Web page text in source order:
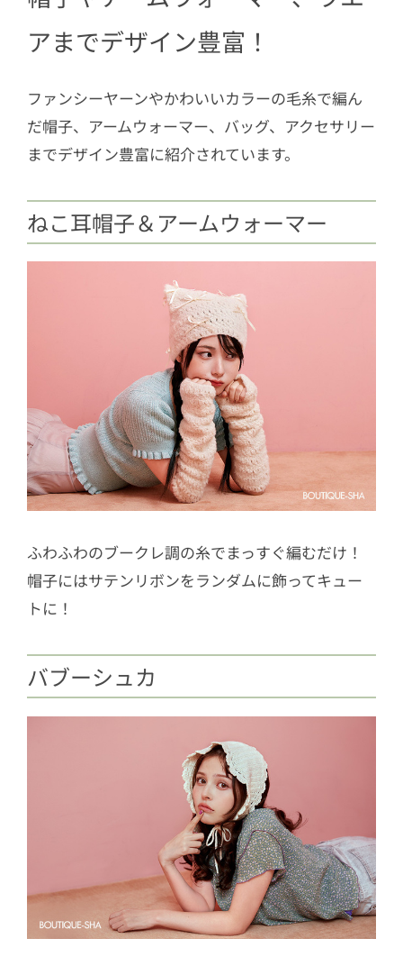
アまでデザイン豊富！
ファンシーヤーンやかわいいカラーの毛糸で編ん
だ帽子、アームウォーマー、バッグ、アクセサリー
までデザイン豊富に紹介されています。
ねこ耳帽子＆アームウォーマー
ふわふわのブークレ調の糸でまっすぐ編むだけ！
帽子にはサテンリボンをランダムに飾ってキュー
トに！
バブーシュカ